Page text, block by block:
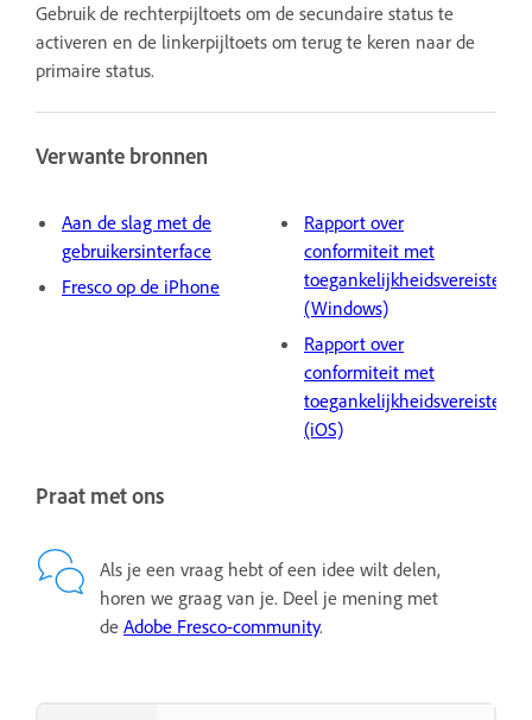
Gebruik de rechterpijltoets om de secundaire status te
activeren en de linkerpijltoets om terug te keren naar de
primaire status.
Verwante bronnen
Aan de slag met de
gebruikersinterface
Fresco op de iPhone
Rapport over
conformiteit met
toegankelijkheidsvereisten
(Windows)
Rapport over
conformiteit met
toegankelijkheidsvereisten
(iOS)
Praat met ons
Als je een vraag hebt of een idee wilt delen,
horen we graag van je. Deel je mening met
de Adobe Fresco-community.